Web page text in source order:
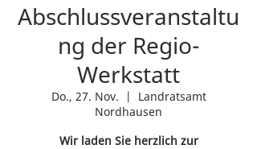
Abschlussveranstaltu
ng der Regio-
Werkstatt
Do., 27. Nov.
  |
Landratsamt
Nordhausen
Wir laden Sie herzlich zur